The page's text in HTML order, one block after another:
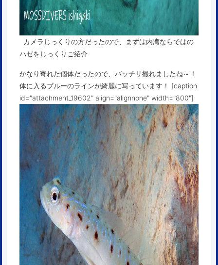
カメラじっくりの方だったので、まずは内湾ならではの
ハゼをじっくりご紹介
かなり寄れた個体だったので、バッチリ撮れましたね～！
体に入るブルーのラインが綺麗に写っています！ [caption
id="attachment_19602" align="alignnone" width="800"]